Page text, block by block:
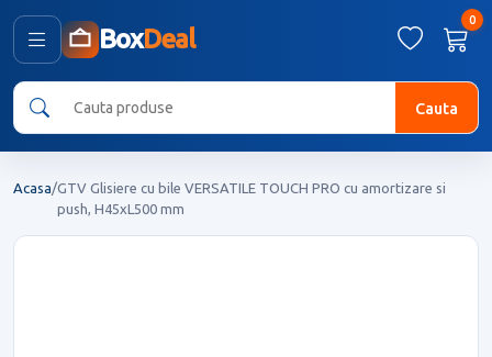
BoxDeal
0
Cauta
Acasa/GTV Glisiere cu bile VERSATILE TOUCH PRO cu amortizare si
push, H45xL500 mm